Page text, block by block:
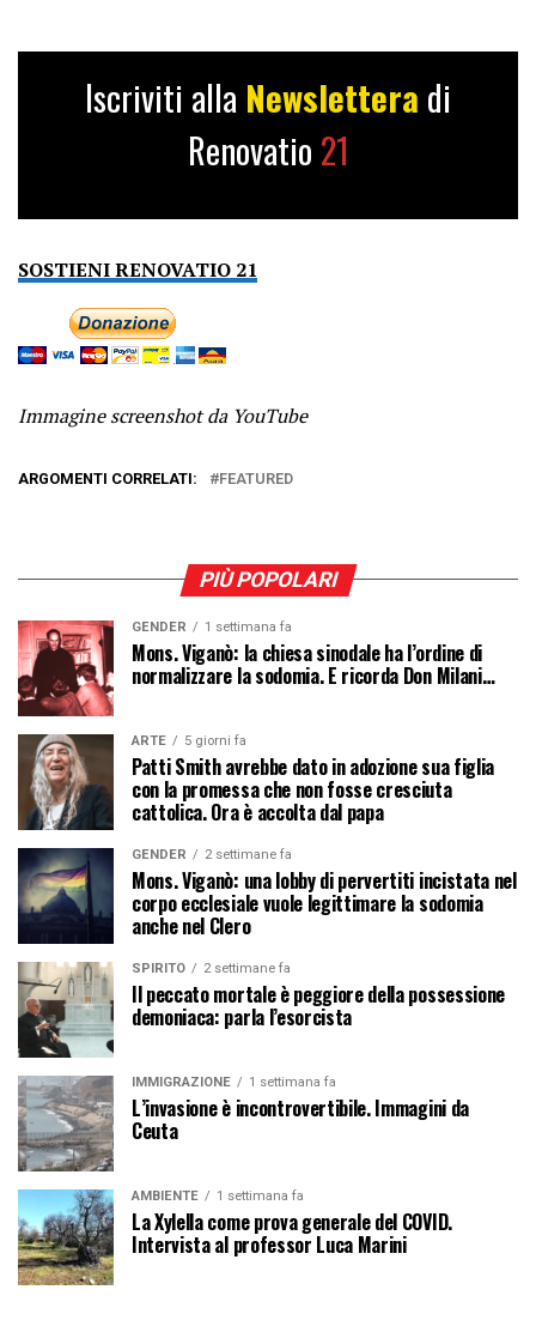
Iscriviti alla Newslettera di
Renovatio 21
SOSTIENI RENOVATIO 21
Immagine screenshot da YouTube
ARGOMENTI CORRELATI: FEATURED
PIÙ POPOLARI
GENDER 1 settimana fa
Mons. Viganò: la chiesa sinodale ha l’ordine di
normalizzare la sodomia. E ricorda Don Milani…
ARTE 5 giorni fa
Patti Smith avrebbe dato in adozione sua figlia
con la promessa che non fosse cresciuta
cattolica. Ora è accolta dal papa
GENDER 2 settimane fa
Mons. Viganò: una lobby di pervertiti incistata nel
corpo ecclesiale vuole legittimare la sodomia
anche nel Clero
SPIRITO 2 settimane fa
Il peccato mortale è peggiore della possessione
demoniaca: parla l’esorcista
IMMIGRAZIONE 1 settimana fa
L’invasione è incontrovertibile. Immagini da
Ceuta
AMBIENTE 1 settimana fa
La Xylella come prova generale del COVID.
Intervista al professor Luca Marini